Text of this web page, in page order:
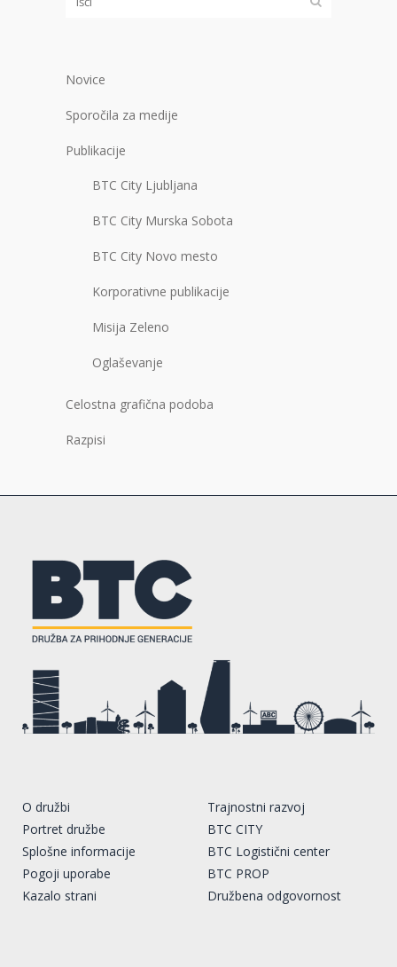
Novice
Sporočila za medije
Publikacije
BTC City Ljubljana
BTC City Murska Sobota
BTC City Novo mesto
Korporativne publikacije
Misija Zeleno
Oglaševanje
Celostna grafična podoba
Razpisi
O družbi
Portret družbe
Splošne informacije
Pogoji uporabe
Kazalo strani
Trajnostni razvoj
BTC CITY
BTC Logistični center
BTC PROP
Družbena odgovornost